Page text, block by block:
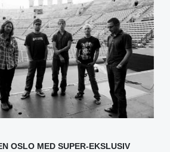
OSLO MED SUPER-EKSLUSIV